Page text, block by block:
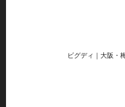
ビグディ｜大阪・